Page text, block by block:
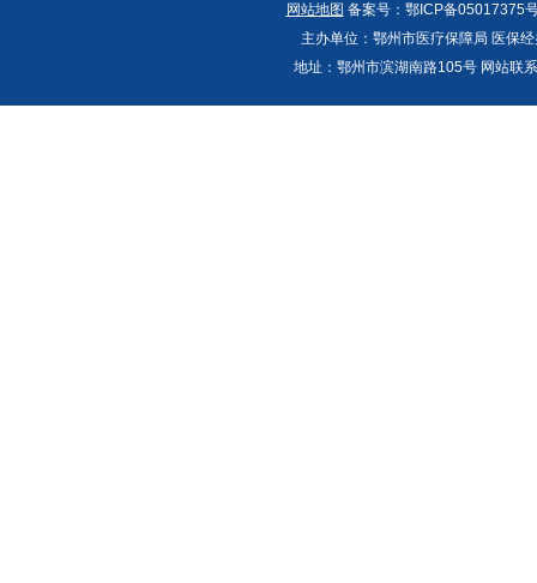
网站地图 备案号：鄂ICP备05017375
主办单位：鄂州市医疗保障局 医保
地址：鄂州市滨湖南路105号 网站